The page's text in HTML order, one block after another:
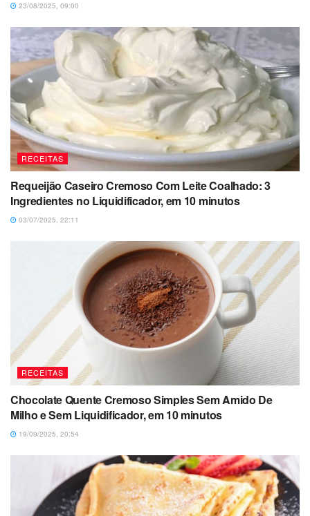
23/08/2025, 09:00
RECEITAS
Requeijão Caseiro Cremoso Com Leite Coalhado: 3
Ingredientes no Liquidificador, em 10 minutos
03/07/2025, 22:11
RECEITAS
Chocolate Quente Cremoso Simples Sem Amido De
Milho e Sem Liquidificador, em 10 minutos
19/09/2025, 20:54